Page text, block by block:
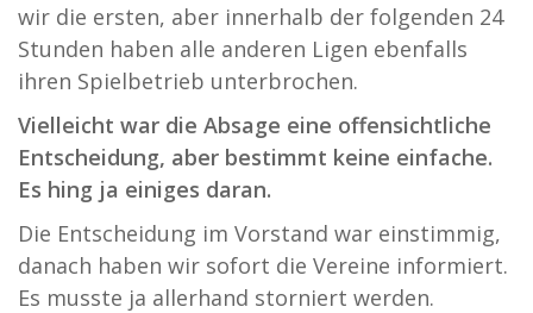
wir die ersten, aber innerhalb der folgenden 24
Stunden haben alle anderen Ligen ebenfalls
ihren Spielbetrieb unterbrochen.
Vielleicht war die Absage eine offensichtliche
Entscheidung, aber bestimmt keine einfache.
Es hing ja einiges daran.
Die Entscheidung im Vorstand war einstimmig,
danach haben wir sofort die Vereine informiert.
Es musste ja allerhand storniert werden.